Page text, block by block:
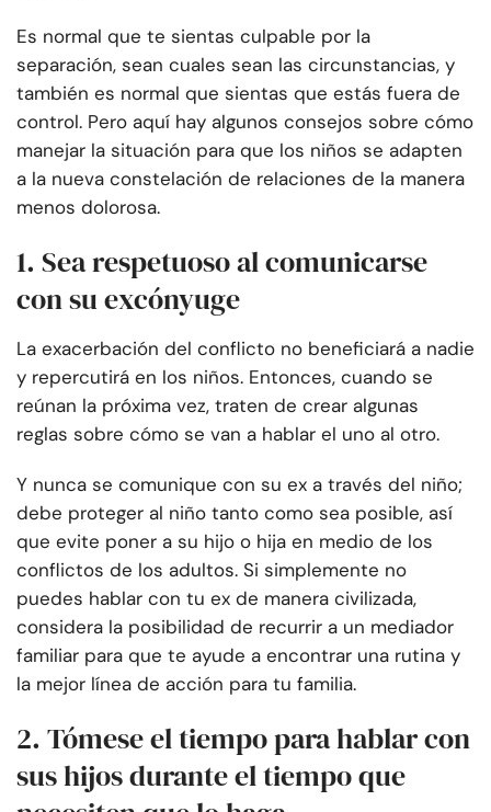
Es normal que te sientas culpable por la
separación, sean cuales sean las circunstancias, y
también es normal que sientas que estás fuera de
control. Pero aquí hay algunos consejos sobre cómo
manejar la situación para que los niños se adapten
a la nueva constelación de relaciones de la manera
menos dolorosa.
1. Sea respetuoso al comunicarse
con su excónyuge
La exacerbación del conflicto no beneficiará a nadie
y repercutirá en los niños. Entonces, cuando se
reúnan la próxima vez, traten de crear algunas
reglas sobre cómo se van a hablar el uno al otro.
Y nunca se comunique con su ex a través del niño;
debe proteger al niño tanto como sea posible, así
que evite poner a su hijo o hija en medio de los
conflictos de los adultos. Si simplemente no
puedes hablar con tu ex de manera civilizada,
considera la posibilidad de recurrir a un mediador
familiar para que te ayude a encontrar una rutina y
la mejor línea de acción para tu familia.
2. Tómese el tiempo para hablar con
sus hijos durante el tiempo que